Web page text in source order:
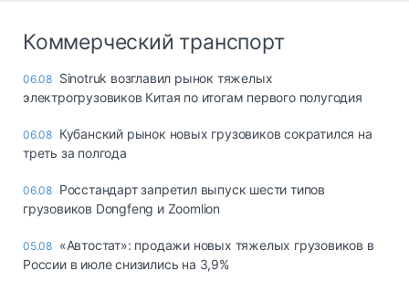
Коммерческий транспорт
06.08 Sinotruk возглавил рынок тяжелых
электрогрузовиков Китая по итогам первого полугодия
06.08 Кубанский рынок новых грузовиков сократился на
треть за полгода
06.08 Росстандарт запретил выпуск шести типов
грузовиков Dongfeng и Zoomlion
05.08 «Автостат»: продажи новых тяжелых грузовиков в
России в июле снизились на 3,9%